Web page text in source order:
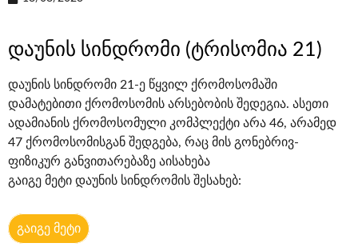
დაუნის სინდრომი (ტრისომია 21)
დაუნის სინდრომი 21-ე წყვილ ქრომოსომაში
დამატებითი ქრომოსომის არსებობის შედეგია. ასეთი
ადამიანის ქრომოსომული კომპლექტი არა 46, არამედ
47 ქრომოსომისგან შედგება, რაც მის გონებრივ-
ფიზიკურ განვითარებაზე აისახება
გაიგე მეტი დაუნის სინდრომის შესახებ:
გაიგე მეტი